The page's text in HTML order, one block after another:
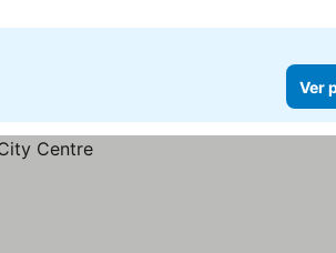
Ver